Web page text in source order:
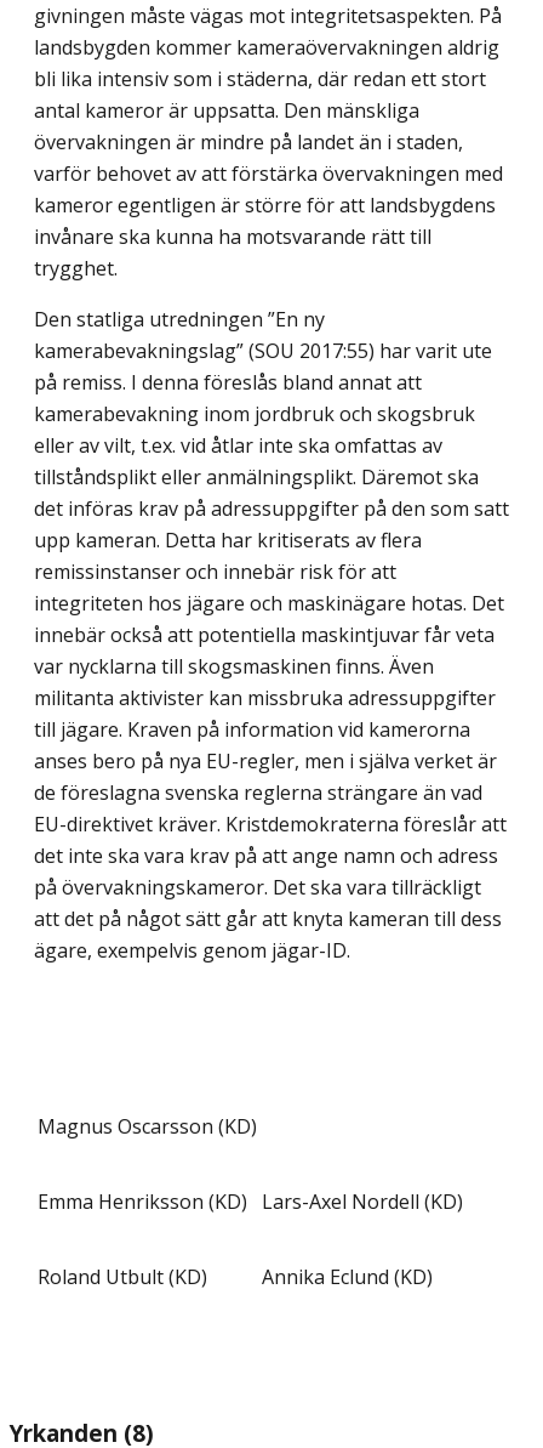
givningen måste vägas mot integritetsaspekten. På
landsbygden kommer kameraöver­vakningen aldrig
bli lika intensiv som i städerna, där redan ett stort
antal kameror är uppsatta. Den mänskliga
övervakningen är mindre på landet än i staden,
varför behovet av att förstärka övervakningen med
kameror egentligen är större för att landsbygdens
invånare ska kunna ha motsvarande rätt till
trygghet.
Den statliga utredningen ”En ny
kamerabevakningslag” (SOU 2017:55) har varit ute
på remiss. I denna föreslås bland annat att
kamerabevakning inom jordbruk och skogsbruk
eller av vilt, t.ex. vid åtlar inte ska omfattas av
tillståndsplikt eller anmälningsplikt. Däremot ska
det införas krav på adressuppgifter på den som satt
upp kameran. Detta har kritiserats av flera
remissinstanser och innebär risk för att
integriteten hos jägare och maskinägare hotas. Det
innebär också att potentiella maskintjuvar får veta
var nycklarna till skogsmaskinen finns. Även
militanta aktivister kan missbruka adressuppgifter
till jägare. Kraven på information vid kamerorna
anses bero på nya EU-regler, men i själva verket är
de föreslagna svenska reglerna strängare än vad
EU-direktivet kräver. Kristdemokraterna föreslår att
det inte ska vara krav på att ange namn och adress
på övervakningskameror. Det ska vara tillräckligt
att det på något sätt går att knyta kameran till dess
ägare, exempelvis genom jägar-ID.
Magnus Oscarsson (KD)
Emma Henriksson (KD) Lars-Axel Nordell (KD)
Roland Utbult (KD) Annika Eclund (KD)
Yrkanden (8)